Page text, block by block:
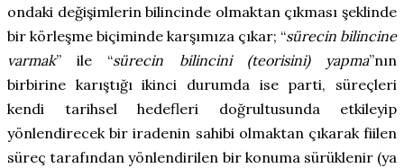
ondaki değişimlerin bilincinde olmaktan çıkması şeklinde
bir körleşme biçiminde karşımıza çıkar; “sürecin bilincine
varmak” ile “sürecin bilincini (teorisini) yapma”nın
birbirine karıştığı ikinci durumda ise parti, süreçleri
kendi tarihsel hedefleri doğrultusunda etkileyip
yönlendirecek bir iradenin sahibi olmaktan çıkarak fiilen
süreç tarafından yönlendirilen bir konuma sürüklenir (ya